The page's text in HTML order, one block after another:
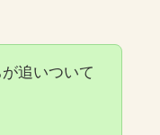
追いついて